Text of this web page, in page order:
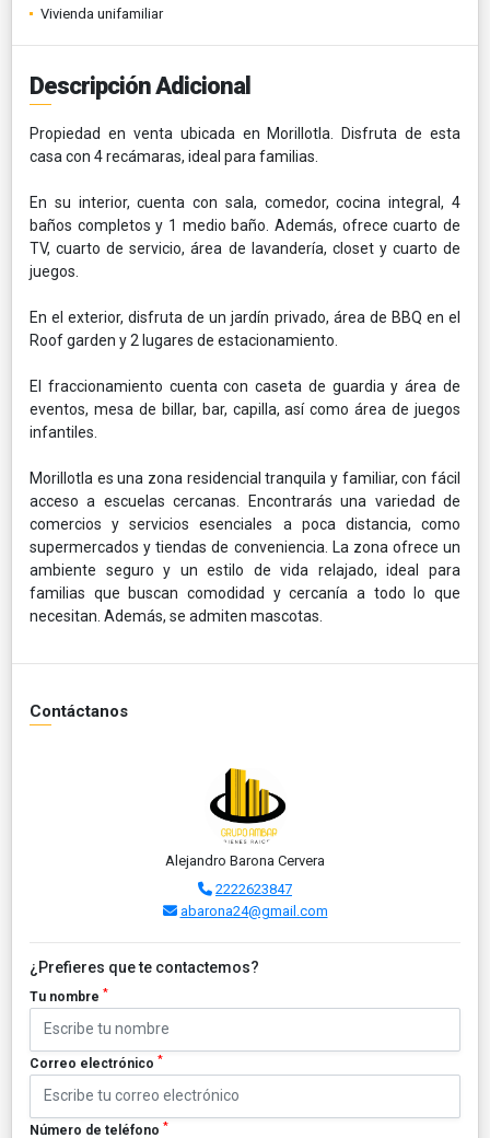
Vivienda unifamiliar
Descripción Adicional
Propiedad en venta ubicada en Morillotla. Disfruta de esta
casa con 4 recámaras, ideal para familias.
En su interior, cuenta con sala, comedor, cocina integral, 4
baños completos y 1 medio baño. Además, ofrece cuarto de
TV, cuarto de servicio, área de lavandería, closet y cuarto de
juegos.
En el exterior, disfruta de un jardín privado, área de BBQ en el
Roof garden y 2 lugares de estacionamiento.
El fraccionamiento cuenta con caseta de guardia y área de
eventos, mesa de billar, bar, capilla, así como área de juegos
infantiles.
Morillotla es una zona residencial tranquila y familiar, con fácil
acceso a escuelas cercanas. Encontrarás una variedad de
comercios y servicios esenciales a poca distancia, como
supermercados y tiendas de conveniencia. La zona ofrece un
ambiente seguro y un estilo de vida relajado, ideal para
familias que buscan comodidad y cercanía a todo lo que
necesitan. Además, se admiten mascotas.
Contáctanos
Alejandro Barona Cervera
2222623847
abarona24@gmail.com
¿Prefieres que te contactemos?
Tu nombre *
Correo electrónico *
Número de teléfono *